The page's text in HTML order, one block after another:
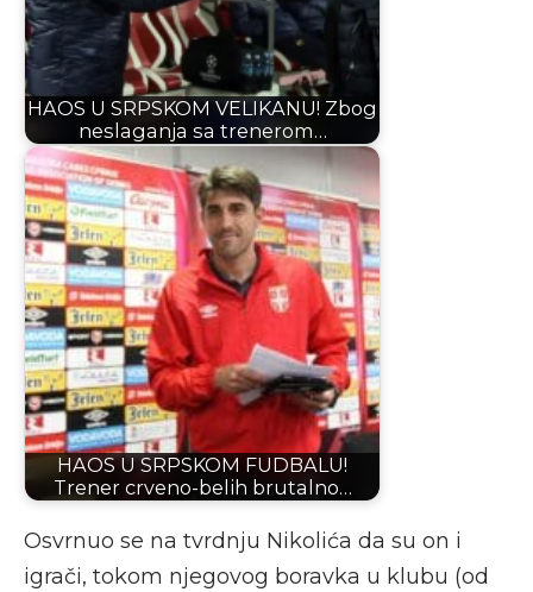
HAOS U SRPSKOM VELIKANU! Zbog
neslaganja sa trenerom…
HAOS U SRPSKOM FUDBALU!
Trener crveno-belih brutalno…
Osvrnuo se na tvrdnju Nikolića da su on i
igrači, tokom njegovog boravka u klubu (od